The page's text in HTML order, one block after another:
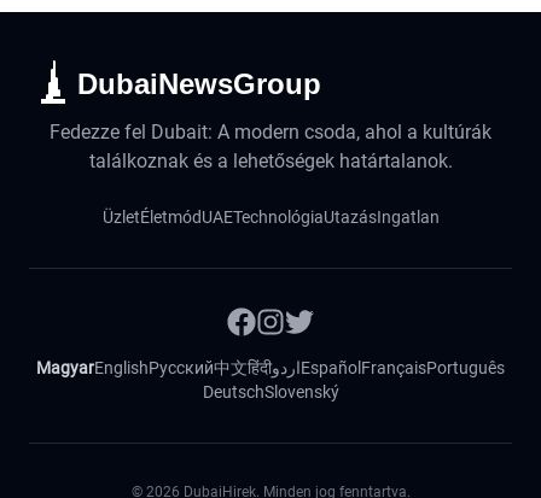
DubaiNewsGroup
Fedezze fel Dubait: A modern csoda, ahol a kultúrák
találkoznak és a lehetőségek határtalanok.
ÜzletÉletmódUAETechnológiaUtazásIngatlan
MagyarEnglishРусский中文हिंदीاردوEspañol FrançaisPortuguês
DeutschSlovenský
© 2026 DubaiHirek. Minden jog fenntartva.